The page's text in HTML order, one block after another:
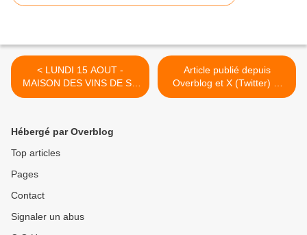
< LUNDI 15 AOUT -
MAISON DES VINS DE ST
CHINIAN
Article publié depuis
Overblog et X (Twitter) et
Facebook >
Hébergé par Overblog
Top articles
Pages
Contact
Signaler un abus